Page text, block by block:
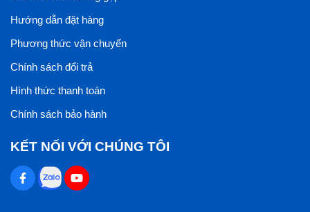
Xem thêm >>Vì Sao Gạch Ốp Lát Prime Luôn Là Sự Lựa
Chọn Hàng Đầu Cho Các Công Trình
Hướng dẫn đặt hàng
Phương thức vận chuyển
Chính sách đổi trả
Hình thức thanh toán
Chính sách bảo hành
KẾT NỐI VỚI CHÚNG TÔI